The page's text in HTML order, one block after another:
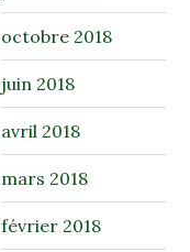
octobre 2018
juin 2018
avril 2018
mars 2018
février 2018